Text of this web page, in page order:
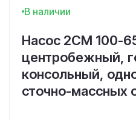
В наличии
Насос 2СМ 100-
центробежный,
консольный,
сточно-массных